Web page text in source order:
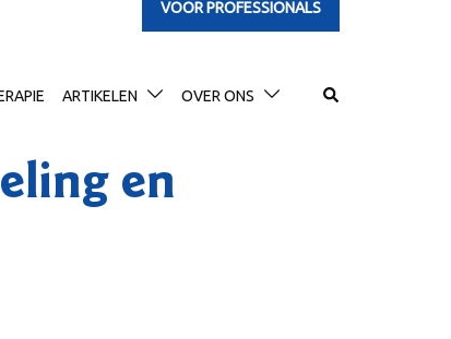
VOOR PROFESSIONALS
ARTIKELEN OVER ONS Search
en